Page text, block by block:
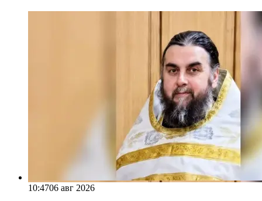
10:4706 авг 2026